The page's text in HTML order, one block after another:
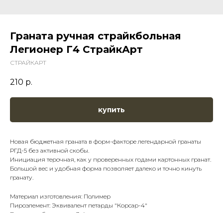
Граната ручная страйкбольная
Легионер Г4 СтрайкАрт
СТРАЙКАРТ
210 р.
купить
Новая бюджетная граната в форм-факторе легендарной гранаты
РГД-5 без активной скобы.
Инициация терочная, как у проверенных годами картонных гранат.
Большой вес и удобная форма позволяет далеко и точно кинуть
гранату.
Материал изготовления: Полимер
Пироэлемент: Эквивалент петарды "Корсар-4"